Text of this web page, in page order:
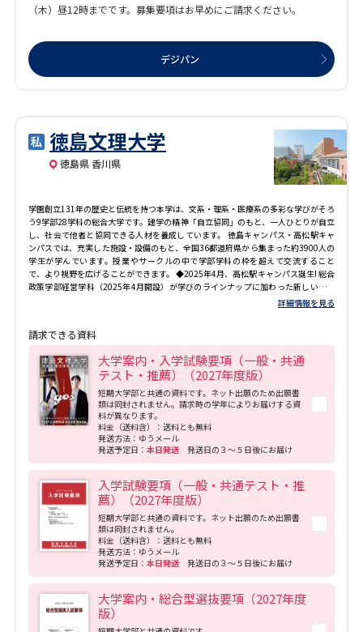
（木）昼12時までです。募集要項はお早めにご請求ください。
デジパン
徳島文理大学
徳島県 香川県
学園創立131年の歴史と伝統を持つ本学は、文系・理系・医療系の多彩な学びがそろ
う9学部28学科の総合大学です。建学の精神「自立協同」のもと、一人ひとりが自立
し、社会で他者と協同できる人材を養成しています。 徳島キャンパス・高松駅キャ
ンパスでは、充実した施設・設備のもと、全国36都道府県から集まった約3900人の
学生が学んでいます。授業やサークルの中で学部学科の枠を超えて交流すること
で、より視野を広げることができます。 ◆2025年4月、高松駅キャンパス誕生! 総合
政策学部経営学科（2025年4月開設）が学びのラインナップに加わった新しいキャ
ンパスが、JR高松駅横でスタートしました。 地上18階地下1階からなり、ひとつの
ーナを備えた新県立体育館など、活気あふれるエリアです！
詳細情報を見る
請求できる資料
大学案内・入学試験要項（一般・共通
テスト・推薦）（2027年度版）
短期大学部と共通の資料です。ネット出願のため出願書
類は同封されません。請求時の学年によりお届けする資
料が異なります。
料金（送料含）：送料とも無料
発送方法：ゆうメール
発送予定日： 本日発送 発送日の３～５日後にお届け
入学試験要項（一般・共通テスト・推
薦）（2027年度版）
短期大学部と共通の資料です。ネット出願のため出願書
類は同封されません。
料金（送料含）：送料とも無料
発送方法：ゆうメール
発送予定日： 本日発送 発送日の３～５日後にお届け
大学案内・総合型選抜要項（2027年度
版）